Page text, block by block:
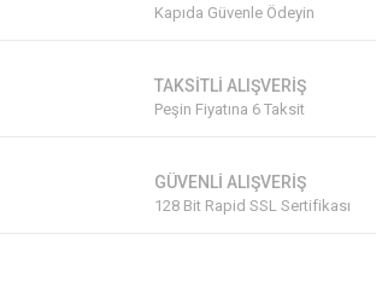
Kapıda Güvenle Ödeyin
TAKSİTLİ ALIŞVERİŞ
Peşin Fiyatına 6 Taksit
GÜVENLİ ALIŞVERİŞ
128 Bit Rapid SSL Sertifikası